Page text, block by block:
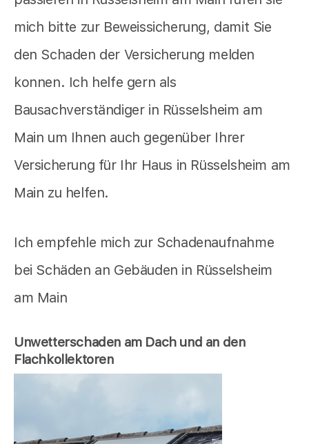
mich bitte zur Beweissicherung, damit Sie
den Schaden der Versicherung melden
konnen. Ich helfe gern als
Bausachverständiger in Rüsselsheim am
Main um Ihnen auch gegenüber Ihrer
Versicherung für Ihr Haus in Rüsselsheim am
Main zu helfen.
Ich empfehle mich zur Schadenaufnahme
bei Schäden an Gebäuden in Rüsselsheim
am Main
Unwetterschaden am Dach und an den
Flachkollektoren